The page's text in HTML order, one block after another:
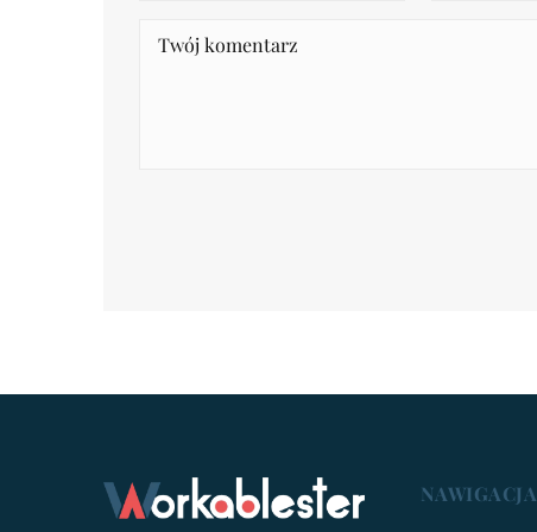
NAWIGACJA